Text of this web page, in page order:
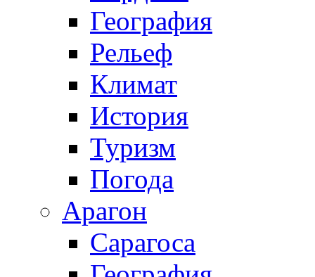
География
Рельеф
Климат
История
Туризм
Погода
Арагон
Сарагоса